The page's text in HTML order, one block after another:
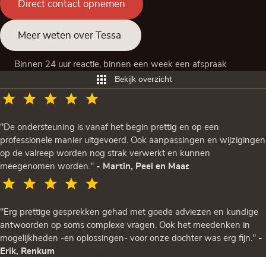
Direct contact opnemen
Meer weten over Tessa
Binnen 24 uur reactie, binnen een week een afspraak
Bekijk overzicht
"De ondersteuning is vanaf het begin prettig en op een
professionele manier uitgevoerd. Ook aanpassingen en wijzigingen
op de valreep worden nog strak verwerkt en kunnen
meegenomen worden." - Martin, Peel en Maas
"Erg prettige gesprekken gehad met goede adviezen en kundige
antwoorden op soms complexe vragen. Ook het meedenken in
mogelijkheden -en oplossingen- voor onze dochter was erg fijn." -
Erik, Renkum